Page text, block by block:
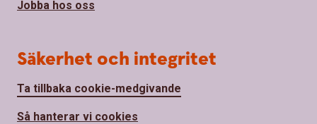
Jobba hos oss
Säkerhet och integritet
Ta tillbaka cookie-medgivande
Så hanterar vi cookies